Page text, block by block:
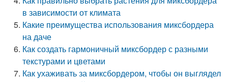
в зависимости от климата
Какие преимущества использования миксбордера
на даче
Как создать гармоничный миксбордер с разными
текстурами и цветами
Как ухаживать за миксбордером, чтобы он выглядел